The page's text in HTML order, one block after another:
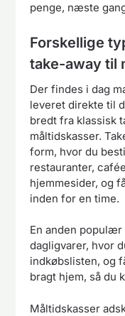
penge, næste
Forskellige
take-away til
Der findes i dag
leveret direkte til
bredt fra klassisk
måltidskasser.
form, hvor du
restauranter,
hjemmesider, og
inden for en time.
En anden
dagligvarer, hvor
indkøbslisten, og
bragt hjem, så du
Måltidskasser